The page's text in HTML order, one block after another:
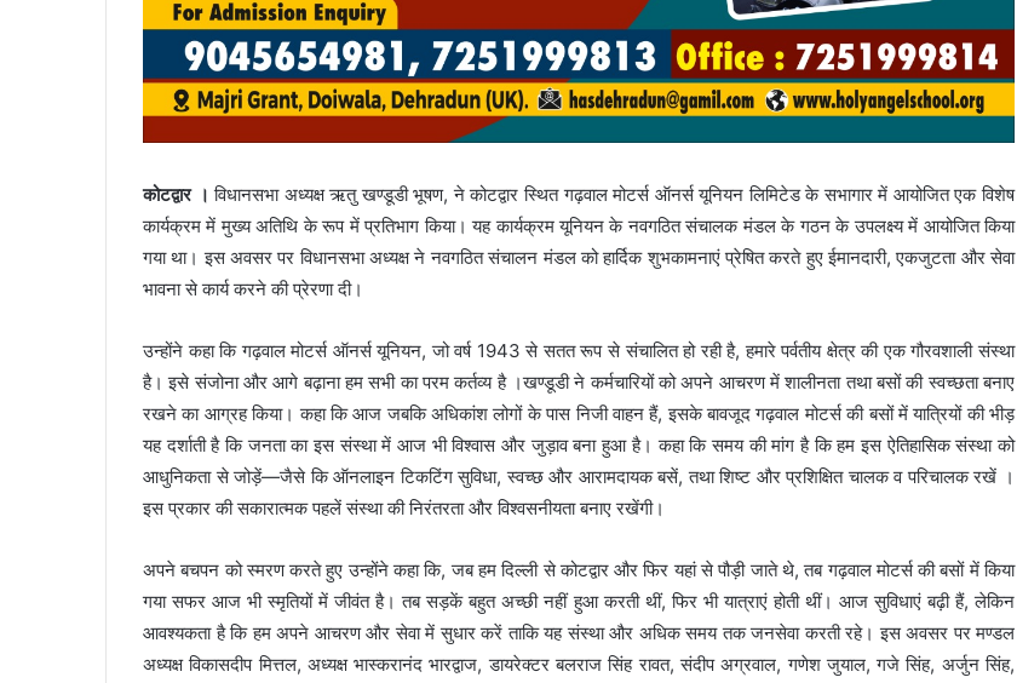
कोटद्वार । विधानसभा अध्यक्ष ऋतु खण्डूडी भूषण, ने कोटद्वार स्थित गढ़वाल मोटर्स ऑनर्स यूनियन लिमिटेड के सभागार में आयोजित एक विशेष
कार्यक्रम में मुख्य अतिथि के रूप में प्रतिभाग किया। यह कार्यक्रम यूनियन के नवगठित संचालक मंडल के गठन के उपलक्ष्य में आयोजित किया
गया था। इस अवसर पर विधानसभा अध्यक्ष ने नवगठित संचालन मंडल को हार्दिक शुभकामनाएं प्रेषित करते हुए ईमानदारी, एकजुटता और सेवा
भावना से कार्य करने की प्रेरणा दी।
उन्होंने कहा कि गढ़वाल मोटर्स ऑनर्स यूनियन, जो वर्ष 1943 से सतत रूप से संचालित हो रही है, हमारे पर्वतीय क्षेत्र की एक गौरवशाली संस्था
है। इसे संजोना और आगे बढ़ाना हम सभी का परम कर्तव्य है ।खण्डूडी ने कर्मचारियों को अपने आचरण में शालीनता तथा बसों की स्वच्छता बनाए
रखने का आग्रह किया। कहा कि आज जबकि अधिकांश लोगों के पास निजी वाहन हैं, इसके बावजूद गढ़वाल मोटर्स की बसों में यात्रियों की भीड़
यह दर्शाती है कि जनता का इस संस्था में आज भी विश्वास और जुड़ाव बना हुआ है। कहा कि समय की मांग है कि हम इस ऐतिहासिक संस्था को
आधुनिकता से जोड़ें—जैसे कि ऑनलाइन टिकटिंग सुविधा, स्वच्छ और आरामदायक बसें, तथा शिष्ट और प्रशिक्षित चालक व परिचालक रखें ।
इस प्रकार की सकारात्मक पहलें संस्था की निरंतरता और विश्वसनीयता बनाए रखेंगी।
अपने बचपन को स्मरण करते हुए उन्होंने कहा कि, जब हम दिल्ली से कोटद्वार और फिर यहां से पौड़ी जाते थे, तब गढ़वाल मोटर्स की बसों में किया
गया सफर आज भी स्मृतियों में जीवंत है। तब सड़कें बहुत अच्छी नहीं हुआ करती थीं, फिर भी यात्राएं होती थीं। आज सुविधाएं बढ़ी हैं, लेकिन
आवश्यकता है कि हम अपने आचरण और सेवा में सुधार करें ताकि यह संस्था और अधिक समय तक जनसेवा करती रहे। इस अवसर पर मण्डल
अध्यक्ष विकासदीप मित्तल, अध्यक्ष भास्करानंद भारद्वाज, डायरेक्टर बलराज सिंह रावत, संदीप अग्रवाल, गणेश जुयाल, गजे सिंह, अर्जुन सिंह,